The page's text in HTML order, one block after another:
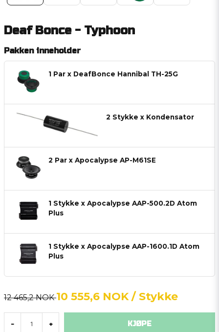
Deaf Bonce - Typhoon
Pakken inneholder
1 Par x DeafBonce Hannibal TH-25G
2 Stykke x Kondensator
2 Par x Apocalypse AP-M61SE
1 Stykke x Apocalypse AAP-500.2D Atom
Plus
1 Stykke x Apocalypse AAP-1600.1D Atom
Plus
12 465,2 NOK10 555,6 NOK / Stykke
- + KJØPE